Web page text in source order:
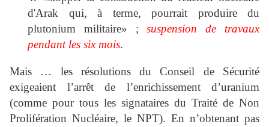
d'Arak qui, à terme, pourrait produire du
plutonium militaire» ;suspension de travaux
pendant les six mois.
Mais … les résolutions du Conseil de Sécurité
exigeaient l’arrêt de l’enrichissement d’uranium
(comme pour tous les signataires du Traité de Non
Prolifération Nucléaire, le NPT). En n’obtenant pas